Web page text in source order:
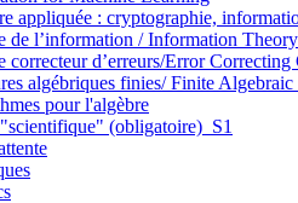
appliquée : cryptographie,
de l’information / Information
correcteur d’erreurs/Error Correcting
algébriques finies/ Finite Algebraic
pour l'algèbre
(obligatoire)_S1